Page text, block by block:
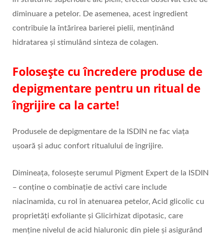
diminuare a petelor. De asemenea, acest ingredient
contribuie la întărirea barierei pielii, menținând
hidratarea și stimulând sinteza de colagen.
Folosește cu încredere produse de
depigmentare pentru un ritual de
îngrijire ca la carte!
Produsele de depigmentare de la ISDIN ne fac viața
ușoară și aduc confort ritualului de îngrijire.
Dimineața, folosește serumul Pigment Expert de la ISDIN
– conține o combinație de activi care include
niacinamida, cu rol în atenuarea petelor, Acid glicolic cu
proprietăți exfoliante și Glicirhizat dipotasic, care
menține nivelul de acid hialuronic din piele și asigurând